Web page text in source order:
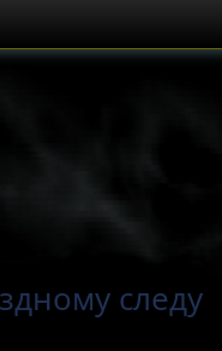
следу